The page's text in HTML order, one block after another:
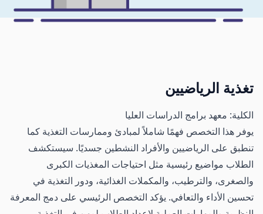
تغذية الرياضيين
الكلية: معهد برامج الدراسات العليا
يوفر هذا التخصص فهمًا شاملاً لمبادئ وممارسات التغذية كما
تنطبق على الرياضيين والأفراد النشطين جسديًا. سيستكشف
الطلاب مواضيع رئيسية مثل احتياجات المغذيات الكبرى
والصغرى، والترطيب، والمكملات الغذائية، ودور التغذية في
تحسين الأداء والتعافي. يؤكد التخصص الرئيسي على دمج المعرفة